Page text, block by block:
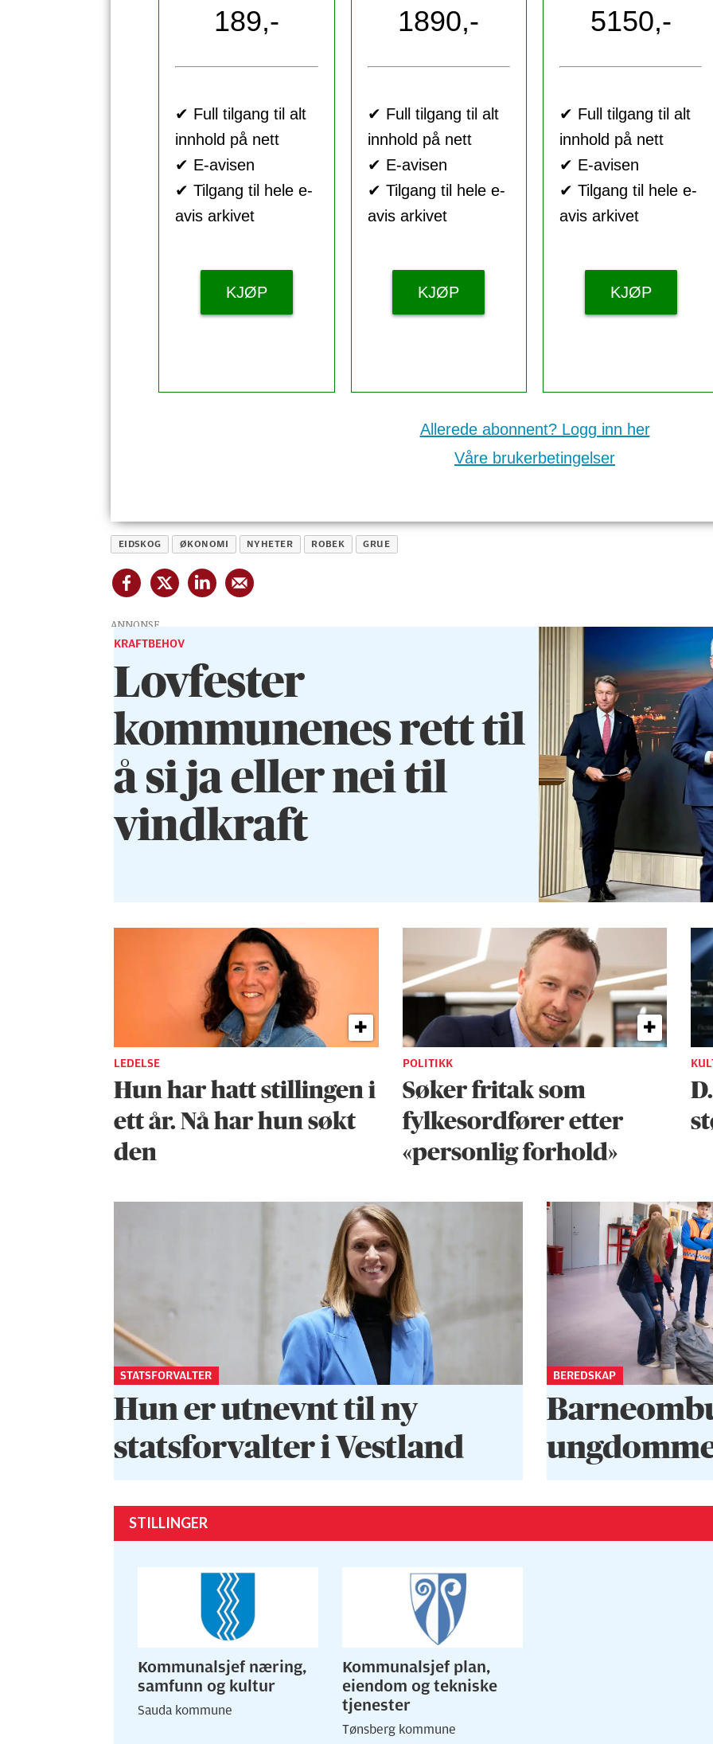
189,-
✔ Full tilgang til alt
innhold på nett
✔ E-avisen
✔ Tilgang til hele e-
avis arkivet
KJØP
1890,-
✔ Full tilgang til alt
innhold på nett
✔ E-avisen
✔ Tilgang til hele e-
avis arkivet
KJØP
5150,-
✔ Full tilgang til alt
innhold på nett
✔ E-avisen
✔ Tilgang til hele e-
avis arkivet
KJØP
Allerede abonnent? Logg inn her
Våre brukerbetingelser
EIDSKOG ØKONOMI NYHETER ROBEK GRUE
ANNONSE
KRAFTBEHOV
Lovfester
kommunenes rett til
å si ja eller nei til
vindkraft
LEDELSE
Hun har hatt stillingen i
ett år. Nå har hun søkt
den
POLITIKK
Søker fritak som
fylkesordfører etter
«personlig forhold»
STATSFORVALTER
Hun er utnevnt til ny
statsforvalter i Vestland
BEREDSKAP
STILLINGER
Kommunalsjef næring,
samfunn og kultur
Sauda kommune
Kommunalsjef plan,
eiendom og tekniske
tjenester
Tønsberg kommune